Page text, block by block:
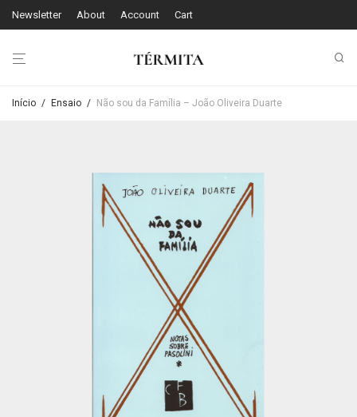
Newsletter About Account Cart
Início / Ensaio / Não sou da Família – João Oliveira Duarte